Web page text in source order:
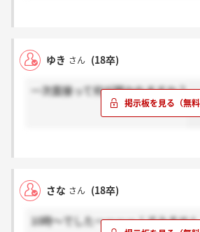
ゆき さん (18卒)
一次面接って何が聞かれますか？
さな さん (18卒)
10時～でしたーーーー！すみません